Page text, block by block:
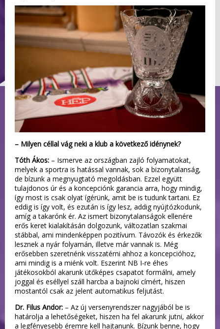
– Milyen céllal vág neki a klub a következő idénynek?
Tóth Ákos: – Ismerve az országban zajló folyamatokat,
melyek a sportra is hatással vannak, sok a bizonytalanság,
de bízunk a megnyugtató megoldásban. Ezzel együtt
tulajdonos úr és a koncepciónk garancia arra, hogy mindig,
így most is csak olyat ígérünk, amit be is tudunk tartani. Ez
eddig is így volt, és ezután is így lesz, addig nyújtózkodunk,
amíg a takarónk ér. Az ismert bizonytalanságok ellenére
erős keret kialakításán dolgozunk, változatlan szakmai
stábbal, ami mindenképpen pozitívum. Távozók és érkezők
lesznek a nyár folyamán, illetve már vannak is. Még
erősebben szeretnénk visszatérni ahhoz a koncepcióhoz,
ami mindig is a miénk volt. Eszerint NB I-re éhes
játékosokból akarunk ütőképes csapatot formálni, amely
joggal és eséllyel száll harcba a bajnoki címért, hiszen
mostantól csak az jelent automatikus feljutást.
Dr. Filus Andor: – Az új versenyrendszer nagyjából be is
határolja a lehetőségeket, hiszen ha fel akarunk jutni, akkor
a legfényesebb éremre kell hajtanunk. Bízunk benne, hogy